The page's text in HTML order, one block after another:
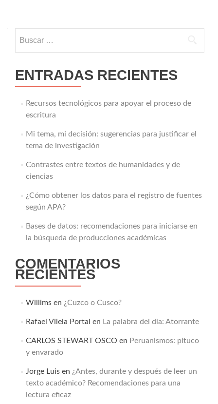
ENTRADAS RECIENTES
Recursos tecnológicos para apoyar el proceso de
escritura
Mi tema, mi decisión: sugerencias para justificar el
tema de investigación
Contrastes entre textos de humanidades y de
ciencias
¿Cómo obtener los datos para el registro de fuentes
según APA?
Bases de datos: recomendaciones para iniciarse en
la búsqueda de producciones académicas
COMENTARIOS
RECIENTES
Willimsen ¿Cuzco o Cusco?
Rafael Vilela Portal en La palabra del día: Atorrante
CARLOS STEWART OSCO en Peruanismos: pituco
y envarado
Jorge Luisen ¿Antes, durante y después de leer un
texto académico? Recomendaciones para una
lectura eficaz